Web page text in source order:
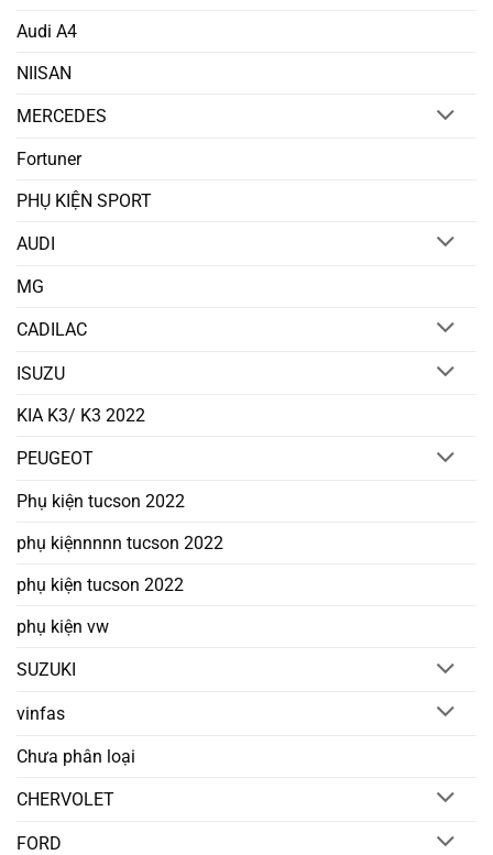
Audi A4
NIISAN
MERCEDES
Fortuner
PHỤ KIỆN SPORT
AUDI
MG
CADILAC
ISUZU
KIA K3/ K3 2022
PEUGEOT
Phụ kiện tucson 2022
phụ kiệnnnnn tucson 2022
phụ kiện tucson 2022
phụ kiện vw
SUZUKI
vinfas
Chưa phân loại
CHERVOLET
FORD